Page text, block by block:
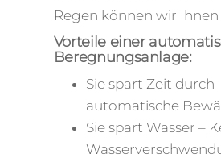
Regen können wir
Vorteile einer
Beregnungsanlage:
Sie spart Zeit durch
automatische
Sie spart Wasser –